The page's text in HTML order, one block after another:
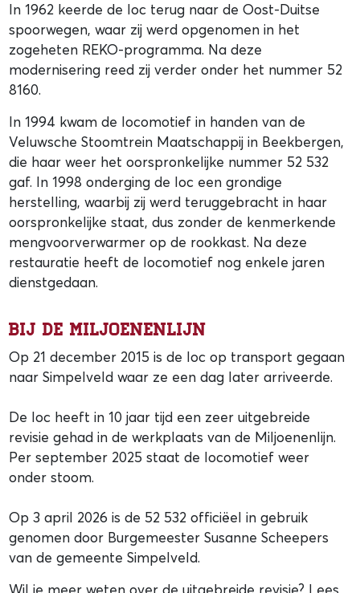
In 1962 keerde de loc terug naar de Oost-Duitse
spoorwegen, waar zij werd opgenomen in het
zogeheten REKO-programma. Na deze
modernisering reed zij verder onder het nummer 52
8160.
In 1994 kwam de locomotief in handen van de
Veluwsche Stoomtrein Maatschappij in Beekbergen,
die haar weer het oorspronkelijke nummer 52 532
gaf. In 1998 onderging de loc een grondige
herstelling, waarbij zij werd teruggebracht in haar
oorspronkelijke staat, dus zonder de kenmerkende
mengvoorverwarmer op de rookkast. Na deze
restauratie heeft de locomotief nog enkele jaren
dienstgedaan.
Bij de Miljoenenlijn
Op 21 december 2015 is de loc op transport gegaan
naar Simpelveld waar ze een dag later arriveerde.
De loc heeft in 10 jaar tijd een zeer uitgebreide
revisie gehad in de werkplaats van de Miljoenenlijn.
Per september 2025 staat de locomotief weer
onder stoom.
Op 3 april 2026 is de 52 532 officiëel in gebruik
genomen door Burgemeester Susanne Scheepers
van de gemeente Simpelveld.
Wil je meer weten over de uitgebreide revisie? Lees